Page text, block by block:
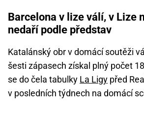
Barcelona v lize válí, v Lize
nedaří podle představ
Katalánský obr v domácí soutěži
šesti zápasech získal plný počet
se do čela tabulky La Ligy před
v posledních týdnech na domácí